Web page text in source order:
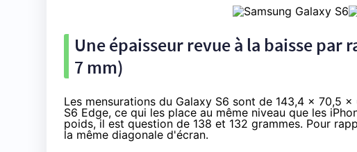
Une épaisseur revue à la baisse par
7 mm)
Les mensurations du Galaxy S6 sont de 143,4 x 70,5
S6 Edge, ce qui les place au même niveau que les
poids, il est question de 138 et 132 grammes. Pour
la même diagonale d'écran.